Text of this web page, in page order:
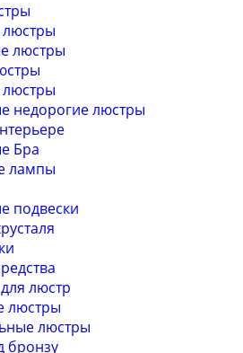
люстры
недорогие люстры
Бра
лампы
подвески
люстр
люстры
люстры
бронзу